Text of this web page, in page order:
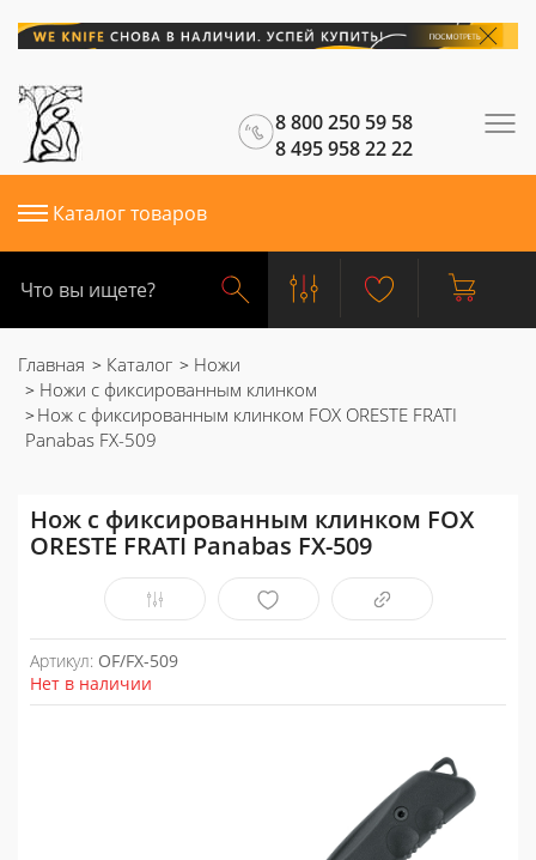
8 800 250 59 58
8 495 958 22 22
Каталог товаров
Главная Каталог
Ножи
Ножи с фиксированным клинком
Нож с фиксированным клинком FOX ORESTE FRATI
Panabas FX-509
Нож с фиксированным клинком FOX
ORESTE FRATI Panabas FX-509
Артикул: OF/FX-509
Нет в наличии